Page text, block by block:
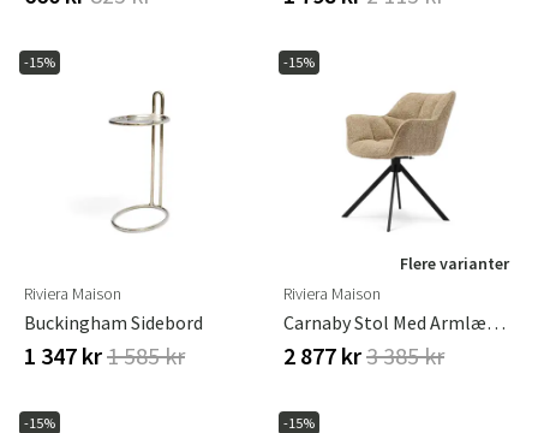
-15%
Riviera Maison
Buckingham Sidebord
1 347 kr1 585 kr
-15%
Flere varianter
Riviera Maison
Carnaby Stol Med Armlæn Soft Walnut
2 877 kr3 385 kr
-15% -15%